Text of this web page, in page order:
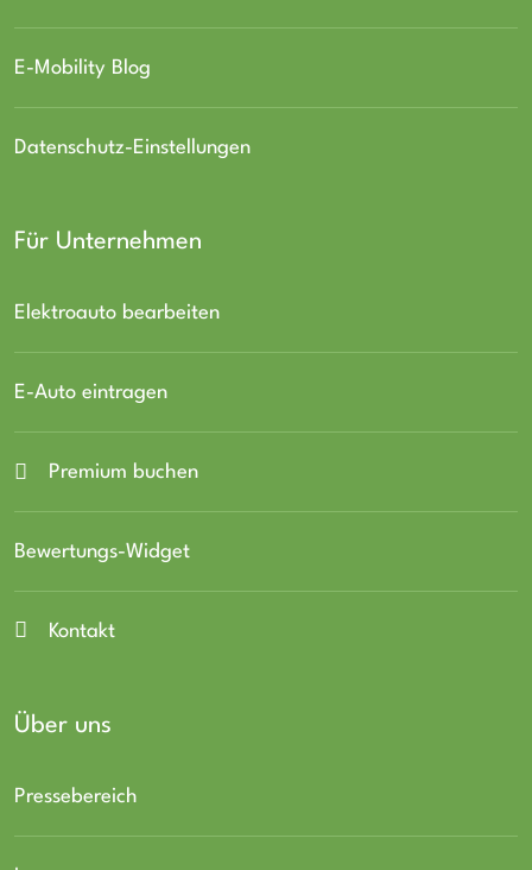
E-Mobility Blog
Datenschutz-Einstellungen
Für Unternehmen
Elektroauto bearbeiten
E-Auto eintragen
Premium buchen
Bewertungs-Widget
Kontakt
Über uns
Pressebereich